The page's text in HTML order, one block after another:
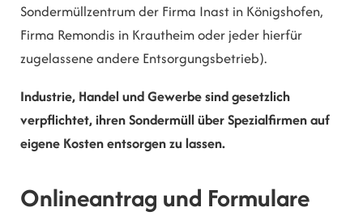
Sondermüllzentrum der Firma Inast in Königshofen,
Firma Remondis in Krautheim oder jeder hierfür
zugelassene andere Entsorgungsbetrieb).
Industrie, Handel und Gewerbe sind gesetzlich
verpflichtet, ihren Sondermüll über Spezialfirmen auf
eigene Kosten entsorgen zu lassen.
Onlineantrag und Formulare